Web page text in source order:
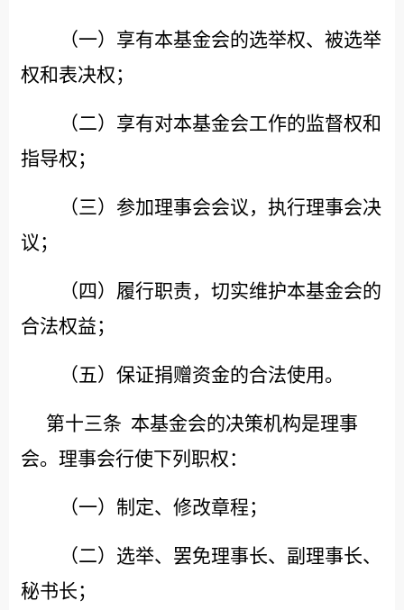
（一）享有本基金会的选举权、被选举
权和表决权；
（二）享有对本基金会工作的监督权和
指导权；
（三）参加理事会会议，执行理事会决
议；
（四）履行职责，切实维护本基金会的
合法权益；
（五）保证捐赠资金的合法使用。
第十三条 本基金会的决策机构是理事
会。理事会行使下列职权：
（一）制定、修改章程；
（二）选举、罢免理事长、副理事长、
秘书长；